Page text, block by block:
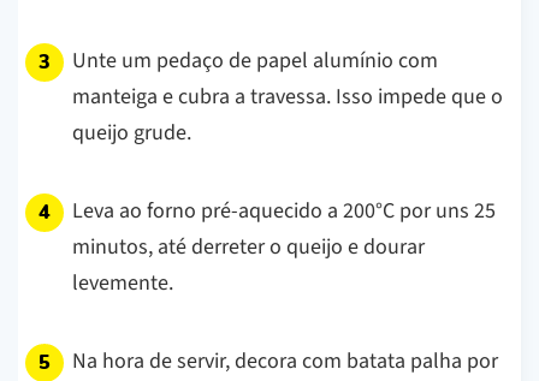
Unte um pedaço de papel alumínio com
manteiga e cubra a travessa. Isso impede que o
queijo grude.
Leva ao forno pré-aquecido a 200°C por uns 25
minutos, até derreter o queijo e dourar
levemente.
Na hora de servir, decora com batata palha por